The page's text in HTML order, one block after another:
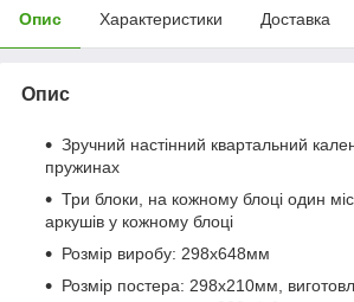
Опис Характеристики Доставка
Опис
Зручний настінний квартальний
пружинах
Три блоки, на кожному блоці один
аркушів у кожному блоці
Розмір виробу: 298х648мм
Розмір постера: 298х210мм,